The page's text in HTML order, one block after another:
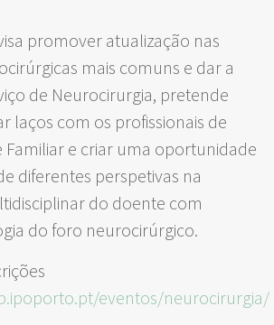
promover atualização nas
mais comuns e dar a
de Neurocirurgia, pretende
laços com os profissionais de
Familiar e criar uma oportunidade
diferentes perspetivas na
do doente com
do foro neurocirúrgico.
eventos/neurocirurgia/